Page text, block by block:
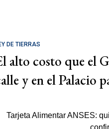
DE TIERRAS
alto costo que el
y en el Palacio